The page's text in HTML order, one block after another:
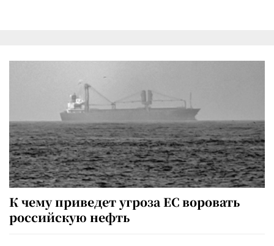
К чему приведет угроза ЕС воровать
российскую нефть